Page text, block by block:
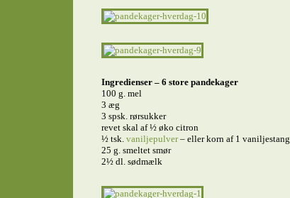
Ingredienser – 6 store pandekager
100 g. mel
3 æg
3 spsk. rørsukker
revet skal af ½ øko citron
½ tsk. vaniljepulver– eller korn af 1 vaniljestang
25 g. smeltet smør
2½ dl. sødmælk